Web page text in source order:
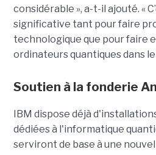
considérable », a-t-il ajouté. «
significative tant pour faire
technologique que pour faire
ordinateurs quantiques dans
Soutien à la fonderie
IBM dispose déjà
dédiées à l'informatique
serviront de base à une